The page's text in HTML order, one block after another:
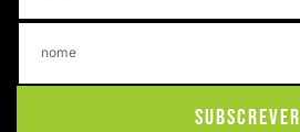
Subscrever